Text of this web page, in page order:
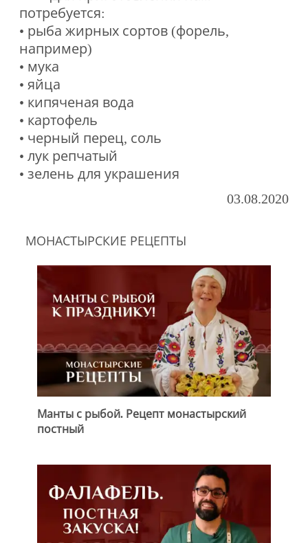
потребуется:
• рыба жирных сортов (форель,
например)
• мука
• яйца
• кипяченая вода
• картофель
• черный перец, соль
• лук репчатый
• зелень для украшения
03.08.2020
МОНАСТЫРСКИЕ РЕЦЕПТЫ
Манты с рыбой. Рецепт монастырский
постный